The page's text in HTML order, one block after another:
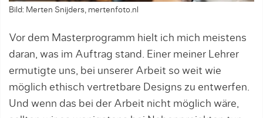
Bild: Merten Snijders, mertenfoto.nl
Vor dem Masterprogramm hielt ich mich meistens
daran, was im Auftrag stand. Einer meiner Lehrer
ermutigte uns, bei unserer Arbeit so weit wie
möglich ethisch vertretbare Designs zu entwerfen.
Und wenn das bei der Arbeit nicht möglich wäre,